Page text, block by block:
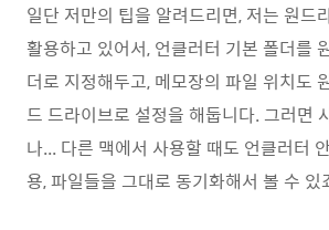
일단 저만의 팁을 알려드리면, 저는 원드
활용하고 있어서, 언클러터 기본 폴더를
더로 지정해두고, 메모장의 파일 위치도
드 드라이브로 설정을 해둡니다. 그러면
나... 다른 맥에서 사용할 때도 언클러터
용, 파일들을 그대로 동기화해서 볼 수 있